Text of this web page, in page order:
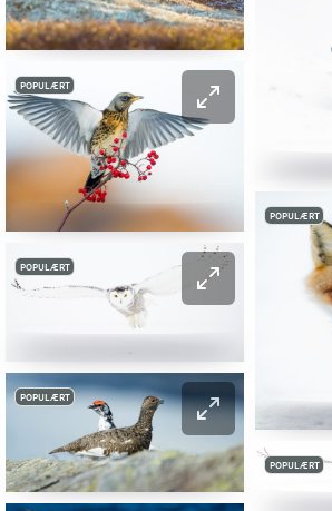
POPULÆRT
POPULÆRT
POPULÆRT
POPULÆRT
POPULÆRT